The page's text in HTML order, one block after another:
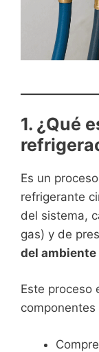
1. ¿Qué
Es un
refrigerante
del sistema,
gas) y de
del
Este proceso
componentes